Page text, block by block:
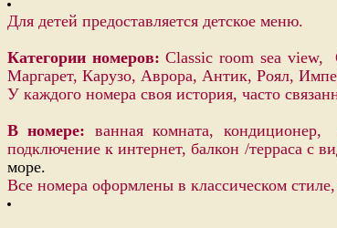
Для детей предоставляется детское меню.
Категории номеров: Classic room sea view,
Маргарет, Карузо, Аврора, Антик, Роял,
У каждого номера своя история, часто
В номере: ванная комната, кондиционер,
подключение к интернет, балкон /терраса с
море.
Все номера оформлены в классическом